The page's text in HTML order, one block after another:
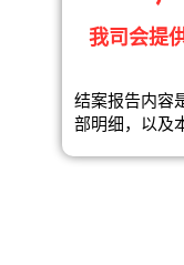
我司会提
结案报告内容
部明细，以及